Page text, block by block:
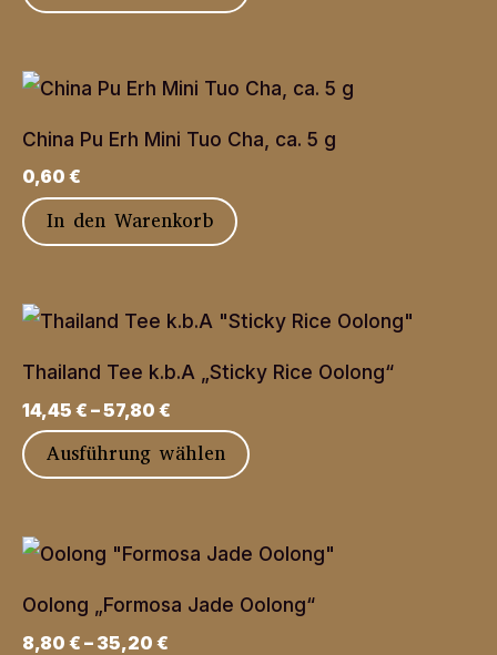
mehrere
auf.
der
Produktseite
China Pu Erh Mini Tuo Cha, ca. 5 g
0,60 €
In den Warenkorb
Thailand Tee k.b.A „Sticky Rice Oolong“
14,45 € –57,80 €
Ausführung wählen
Dieses
mehrere
Oolong „Formosa Jade Oolong“
8,80 € – 35,20 €